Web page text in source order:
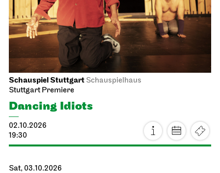
Schauspiel Stuttgart Schauspielhaus
Stuttgart Premiere
Dancing Idiots
02.10.2026
19:30
Sat, 03.10.2026